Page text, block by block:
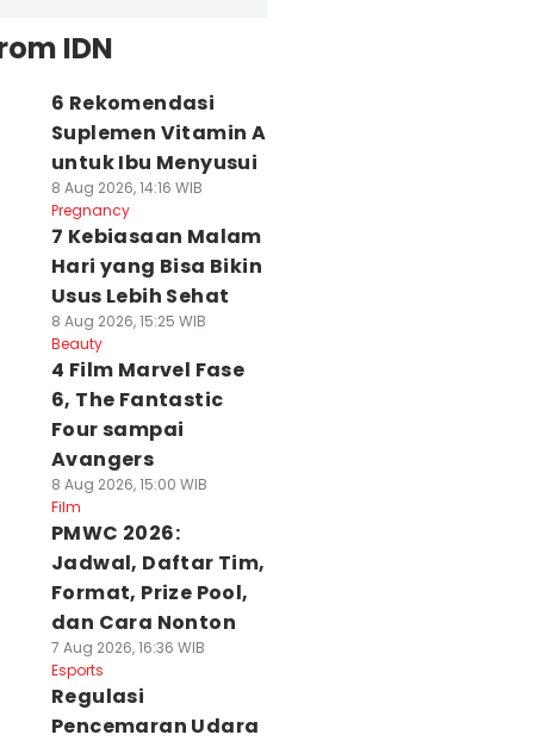
IDN
6 Rekomendasi
Suplemen Vitamin A
untuk Ibu Menyusui
8 Aug 2026, 14:16 WIB
Pregnancy
7 Kebiasaan Malam
Hari yang Bisa Bikin
Usus Lebih Sehat
8 Aug 2026, 15:25 WIB
Beauty
4 Film Marvel Fase
6, The Fantastic
Four sampai
Avangers
8 Aug 2026, 15:00 WIB
Film
PMWC 2026:
Jadwal, Daftar Tim,
Format, Prize Pool,
dan Cara Nonton
7 Aug 2026, 16:36 WIB
Esports
Regulasi
Pencemaran Udara